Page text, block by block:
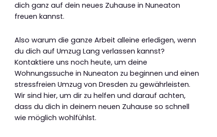
dich ganz auf dein neues Zuhause in Nuneaton
freuen kannst.
Also warum die ganze Arbeit alleine erledigen, wenn
du dich auf Umzug Lang verlassen kannst?
Kontaktiere uns noch heute, um deine
Wohnungssuche in Nuneaton zu beginnen und einen
stressfreien Umzug von Dresden zu gewährleisten.
Wir sind hier, um dir zu helfen und darauf achten,
dass du dich in deinem neuen Zuhause so schnell
wie möglich wohlfühlst.